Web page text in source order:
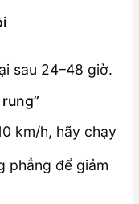
sau 24–48 giờ.
km/h, hãy chạy
phẳng để giảm